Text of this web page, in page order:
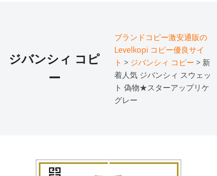
ジバンシィ コピ
ー
ブランドコピー激安通販の
Levelkopi コピー優良サイ
ト > ジバンシィ コピー > ​新
着人気 ジバンシィ スウェッ
ト 偽物★スターアップリケ
グレー